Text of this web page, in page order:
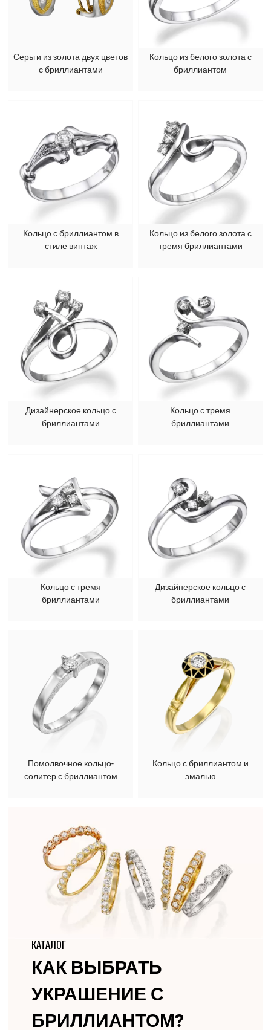
Серьги из золота двух цветов
с бриллиантами
Кольцо из белого золота с
бриллиантом
Кольцо с бриллиантом в
стиле винтаж
Кольцо из белого золота с
тремя бриллиантами
Дизайнерское кольцо с
бриллиантами
Кольцо с тремя
бриллиантами
Кольцо с тремя
бриллиантами
Дизайнерское кольцо с
бриллиантами
Помолвочное кольцо-
солитер с бриллиантом
Кольцо с бриллиантом и
эмалью
КАТАЛОГ
КАК ВЫБРАТЬ
УКРАШЕНИЕ С
БРИЛЛИАНТОМ?